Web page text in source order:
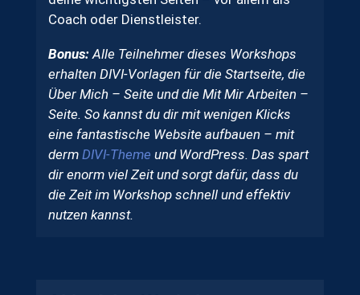
Coach oder Dienstleister.
Bonus:Alle Teilnehmer dieses Workshops
erhalten DIVI-Vorlagen für die Startseite, die
Über Mich – Seite und die Mit Mir Arbeiten –
Seite. So kannst du dir mit wenigen Klicks
eine fantastische Website aufbauen – mit
derm DIVI-Theme und WordPress. Das spart
dir enorm viel Zeit und sorgt dafür, dass du
die Zeit im Workshop schnell und effektiv
nutzen kannst.